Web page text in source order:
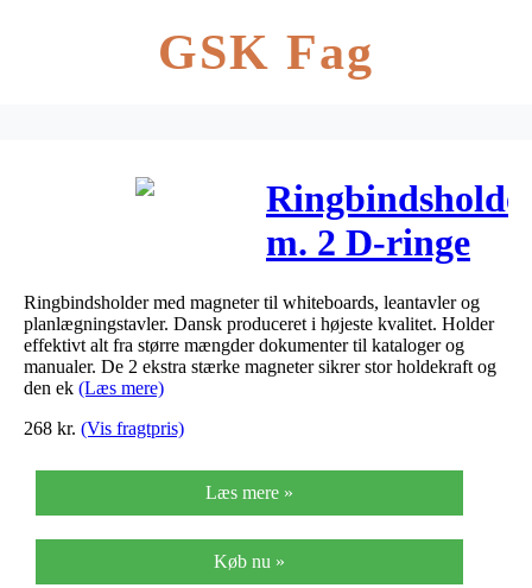
GSK Fag
m. 2 D-ringe
m/magnet til
whiteboard
Ringbindsholder med magneter til whiteboards, leantavler og
planlægningstavler. Dansk produceret i højeste kvalitet. Holder
effektivt alt fra større mængder dokumenter til kataloger og
manualer. De 2 ekstra stærke magneter sikrer stor holdekraft og
den ek (Læs mere)
268 kr. (Vis fragtpris)
Læs mere »
Køb nu »